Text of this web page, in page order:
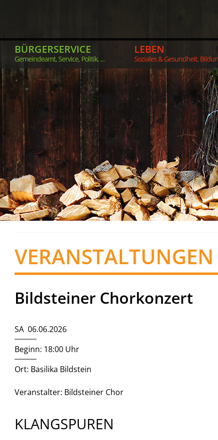
BÜRGERSERVICE
Gemeindeamt, Service, Politik, ...
LEBEN
Soziales & Gesundheit,
VERANSTALTUNGEN
Bildsteiner Chorkonzert
SA 06.06.2026
Beginn: 18:00 Uhr
Ort: Basilika Bildstein
Veranstalter: Bildsteiner Chor
KLANGSPUREN